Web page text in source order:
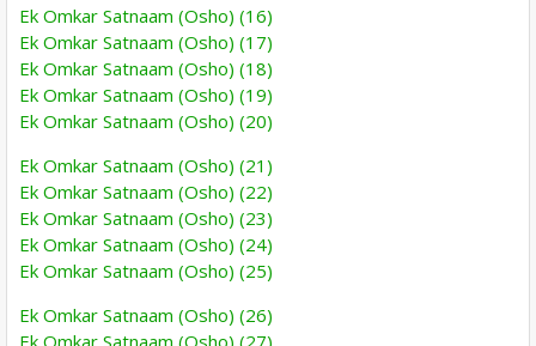
Ek Omkar Satnaam (Osho) (16)
Ek Omkar Satnaam (Osho) (17)
Ek Omkar Satnaam (Osho) (18)
Ek Omkar Satnaam (Osho) (19)
Ek Omkar Satnaam (Osho) (20)
Ek Omkar Satnaam (Osho) (21)
Ek Omkar Satnaam (Osho) (22)
Ek Omkar Satnaam (Osho) (23)
Ek Omkar Satnaam (Osho) (24)
Ek Omkar Satnaam (Osho) (25)
Ek Omkar Satnaam (Osho) (26)
Ek Omkar Satnaam (Osho) (27)